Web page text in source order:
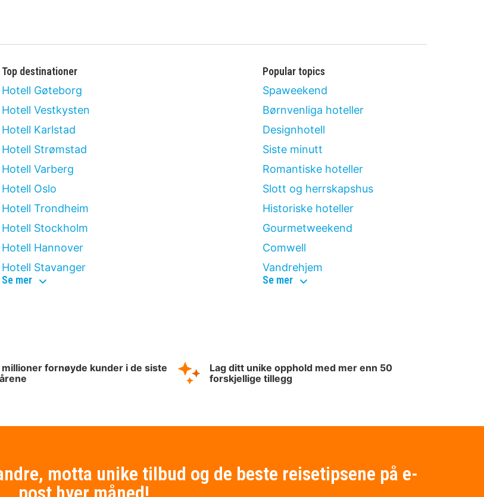
Top destinationer
Hotell Gøteborg
Hotell Vestkysten
Hotell Karlstad
Hotell Strømstad
Hotell Varberg
Hotell Oslo
Hotell Trondheim
Hotell Stockholm
Hotell Hannover
Hotell Stavanger
Se mertop
Popular topics
Spaweekend
Børnvenliga hoteller
Designhotell
Siste minutt
Romantiske hoteller
Slott og herrskapshus
Historiske hoteller
Gourmetweekend
Comwell
Vandrehjem
Se merpopular
millioner fornøyde kunder i de siste
Lag ditt unike opphold med mer enn 50
forskjellige tillegg
motta unike tilbud og de beste reisetipsene på e-